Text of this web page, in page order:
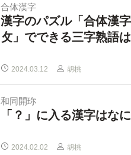
合体漢字
漢字のパズル「合体漢
攵」でできる三字熟語
2024.03.12 胡桃
和同開珎
「？」に入る漢字はな
2024.02.02 胡桃